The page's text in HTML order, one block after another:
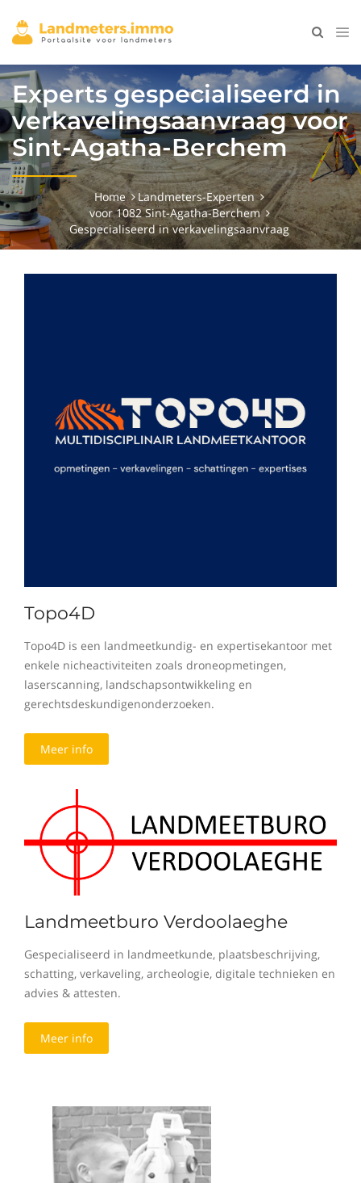
Experts gespecialiseerd in
verkavelingsaanvraag voor
Sint-Agatha-Berchem
Home
Landmeters-Experten
voor 1082 Sint-Agatha-Berchem
Gespecialiseerd in verkavelingsaanvraag
Topo4D
Topo4D is een landmeetkundig- en expertisekantoor met
enkele nicheactiviteiten zoals droneopmetingen,
laserscanning, landschapsontwikkeling en
gerechtsdeskundigenonderzoeken.
Meer info
Landmeetburo Verdoolaeghe
Gespecialiseerd in landmeetkunde, plaatsbeschrijving,
schatting, verkaveling, archeologie, digitale technieken en
advies & attesten.
Meer info